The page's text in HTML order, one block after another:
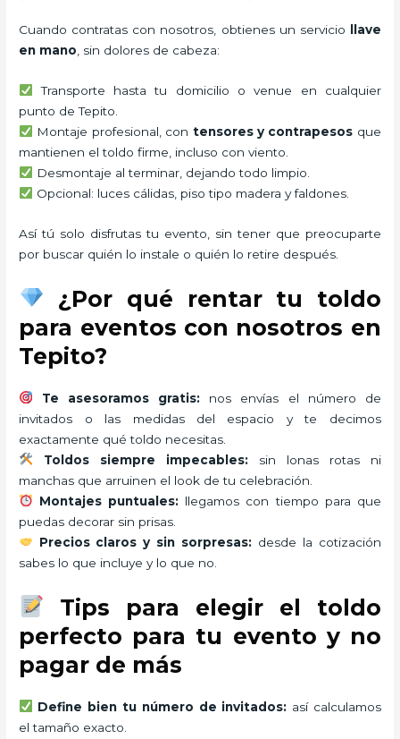
Cuando contratas con nosotros, obtienes un servicio
llave
en mano , sin dolores de cabeza:
Transporte hasta tu domicilio o venue en cualquier
punto de Tepito.
Montaje profesional, con tensores y contrapesos que
mantienen el toldo firme, incluso con viento.
Desmontaje al terminar, dejando todo limpio.
Opcional: luces cálidas, piso tipo madera y faldones.
Así tú solo disfrutas tu evento, sin tener que preocuparte
por buscar quién lo instale o quién lo retire después.
¿Por qué rentar tu toldo
para eventos con nosotros en
Tepito?
Te asesoramos gratis: nos envías el número de
invitados o las medidas del espacio y te decimos
exactamente qué toldo necesitas.
Toldos siempre impecables:sin lonas rotas ni
manchas que arruinen el look de tu celebración.
Montajes puntuales: llegamos con tiempo para que
puedas decorar sin prisas.
Precios claros y sin sorpresas: desde la cotización
sabes lo que incluye y lo que no.
Tips para elegir el toldo
perfecto para tu evento y no
pagar de más
Define bien tu número de invitados: así calculamos
el tamaño exacto.